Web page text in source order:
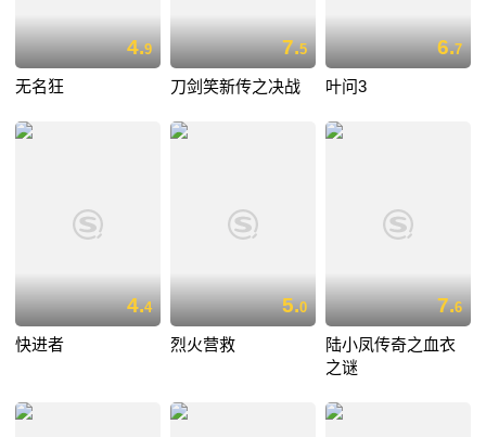
4.9
无名狂
7.5
刀剑笑新传之决战
6.7
叶问3
4.4
快进者
5.0
烈火营救
7.6
陆小凤传奇之血衣
之谜